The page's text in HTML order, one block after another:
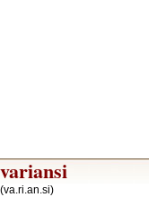
variansi
(va.ri.an.si)